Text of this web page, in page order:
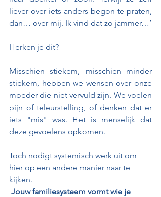
liever over iets anders begon te praten,
dan… over mij. Ik vind dat zo jammer…’
Herken je dit?
Misschien stiekem, misschien minder
stiekem, hebben we wensen over onze
moeder die niet vervuld zijn. We voelen
pijn of teleurstelling, of denken dat er
iets "mis" was. Het is menselijk dat
deze gevoelens opkomen.
Toch nodigt systemisch werk uit om
hier op een andere manier naar te
kijken.
Jouw familiesysteem vormt wie je